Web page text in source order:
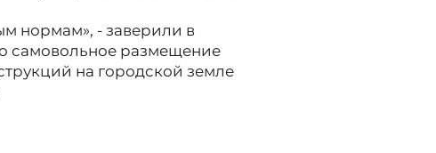
нормам», - заверили в
самовольное размещение
на городской земле